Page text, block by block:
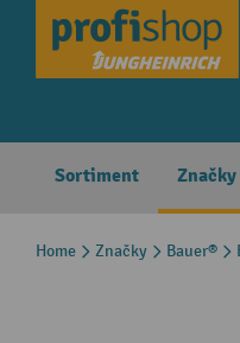
Skip to main
Sortiment Značky
Home Značky Bauer®